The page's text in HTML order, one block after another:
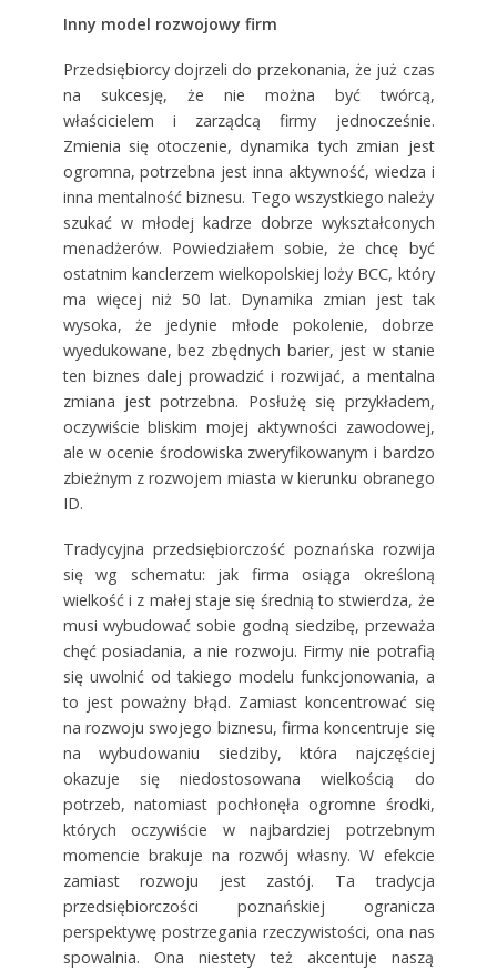
Inny model rozwojowy firm
Przedsiębiorcy dojrzeli do przekonania, że już czas
na sukcesję, że nie można być twórcą,
właścicielem i zarządcą firmy jednocześnie.
Zmienia się otoczenie, dynamika tych zmian jest
ogromna, potrzebna jest inna aktywność, wiedza i
inna mentalność biznesu. Tego wszystkiego należy
szukać w młodej kadrze dobrze wykształconych
menadżerów. Powiedziałem sobie, że chcę być
ostatnim kanclerzem wielkopolskiej loży BCC, który
ma więcej niż 50 lat. Dynamika zmian jest tak
wysoka, że jedynie młode pokolenie, dobrze
wyedukowane, bez zbędnych barier, jest w stanie
ten biznes dalej prowadzić i rozwijać, a mentalna
zmiana jest potrzebna. Posłużę się przykładem,
oczywiście bliskim mojej aktywności zawodowej,
ale w ocenie środowiska zweryfikowanym i bardzo
zbieżnym z rozwojem miasta w kierunku obranego
ID.
Tradycyjna przedsiębiorczość poznańska rozwija
się wg schematu: jak firma osiąga określoną
wielkość i z małej staje się średnią to stwierdza, że
musi wybudować sobie godną siedzibę, przeważa
chęć posiadania, a nie rozwoju. Firmy nie potrafią
się uwolnić od takiego modelu funkcjonowania, a
to jest poważny błąd. Zamiast koncentrować się
na rozwoju swojego biznesu, firma koncentruje się
na wybudowaniu siedziby, która najczęściej
okazuje się niedostosowana wielkością do
potrzeb, natomiast pochłonęła ogromne środki,
których oczywiście w najbardziej potrzebnym
momencie brakuje na rozwój własny. W efekcie
zamiast rozwoju jest zastój. Ta tradycja
przedsiębiorczości poznańskiej ogranicza
perspektywę postrzegania rzeczywistości, ona nas
spowalnia. Ona niestety też akcentuje naszą